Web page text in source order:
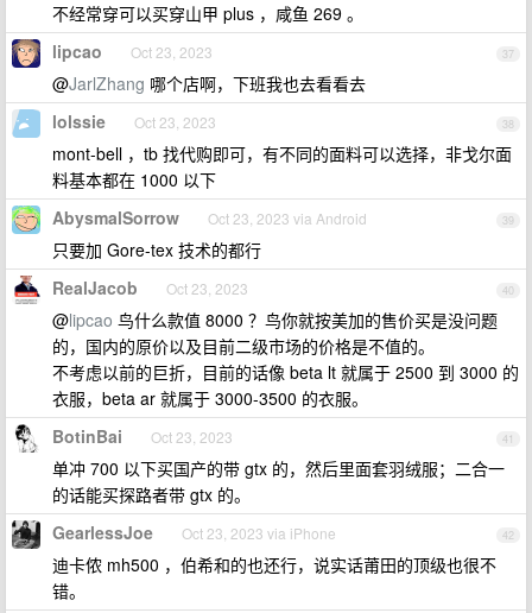
不经常穿可以买穿山甲 plus ，咸鱼 269 。
37
lipcao Oct 23, 2023
@JarlZhang 哪个店啊，下班我也去看看去
38
lolssie Oct 23, 2023
mont-bell ，tb 找代购即可，有不同的面料可以选择，非戈尔面
料基本都在 1000 以下
39
AbysmalSorrow Oct 23, 2023 via Android
只要加 Gore-tex 技术的都行
40
RealJacob Oct 23, 2023
@lipcao 鸟什么款值 8000 ？鸟你就按美加的售价买是没问题
的，国内的原价以及目前二级市场的价格是不值的。
不考虑以前的巨折，目前的话像 beta lt 就属于 2500 到 3000 的
衣服，beta ar 就属于 3000-3500 的衣服。
41
BotinBai Oct 23, 2023
单冲 700 以下买国产的带 gtx 的，然后里面套羽绒服；二合一
的话能买探路者带 gtx 的。
42
GearlessJoe Oct 23, 2023 via iPhone
迪卡侬 mh500 ，伯希和的也还行，说实话莆田的顶级也很不
错。